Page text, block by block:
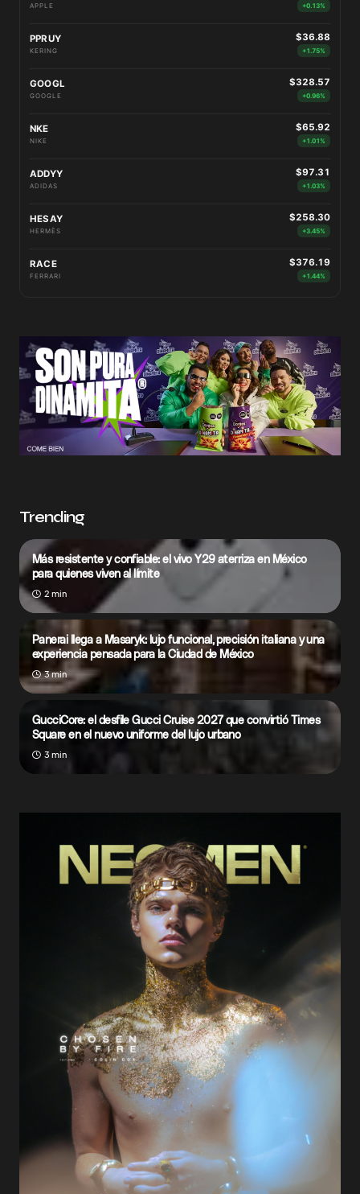
APPLE +0.13%
PPRUY
KERING
$36.88
+1.75%
GOOGL
GOOGLE
$328.57
+0.96%
NKE
NIKE
$65.92
+1.01%
ADDYY
ADIDAS
$97.31
+1.03%
HESAY
HERMÈS
$258.30
+3.45%
RACE
FERRARI
$376.19
+1.44%
Trending
Más resistente y confiable: el vivo Y29 aterriza en México
para quienes viven al límite
2 min
Panerai llega a Masaryk: lujo funcional, precisión italiana y una
experiencia pensada para la Ciudad de México
3 min
GucciCore: el desfile Gucci Cruise 2027 que convirtió Times
Square en el nuevo uniforme del lujo urbano
3 min